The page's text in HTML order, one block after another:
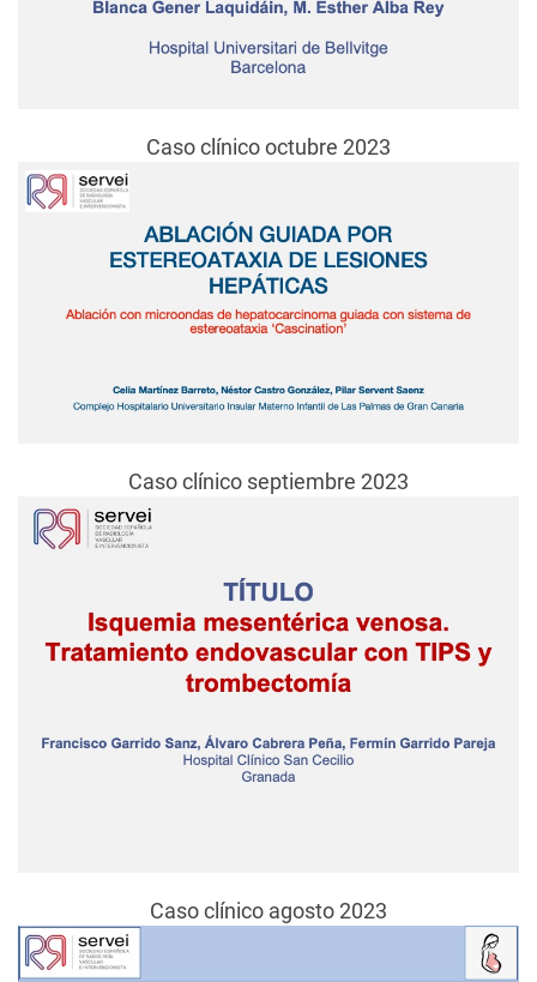
Caso clínico octubre 2023
Caso clínico septiembre 2023
Caso clínico agosto 2023